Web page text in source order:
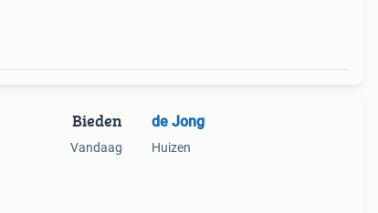
Bieden
Vandaag
de Jong
Huizen